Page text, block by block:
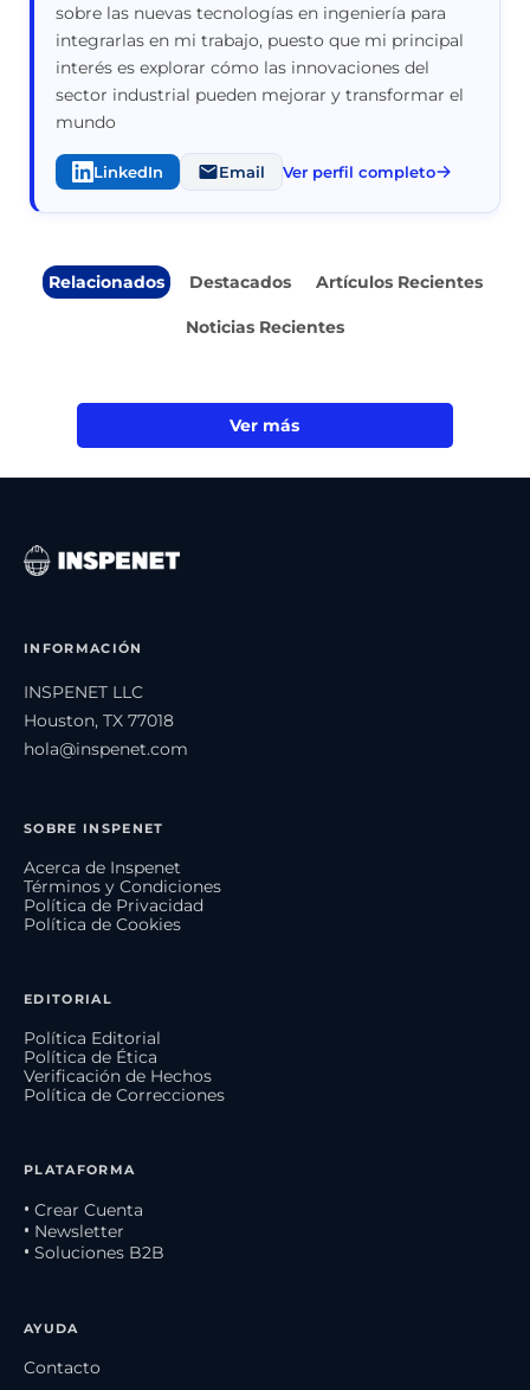
sobre las nuevas tecnologías en ingeniería para
integrarlas en mi trabajo, puesto que mi principal
interés es explorar cómo las innovaciones del
sector industrial pueden mejorar y transformar el
mundo
LinkedIn Email Ver perfil completo
Relacionados Destacados Artículos Recientes
Noticias Recientes
Ver más
INFORMACIÓN
INSPENET LLC
Houston, TX 77018
hola@inspenet.com
SOBRE INSPENET
Acerca de Inspenet
Términos y Condiciones
Política de Privacidad
Política de Cookies
EDITORIAL
Política Editorial
Política de Ética
Verificación de Hechos
Política de Correcciones
PLATAFORMA
• Crear Cuenta
• Newsletter
• Soluciones B2B
AYUDA
Contacto